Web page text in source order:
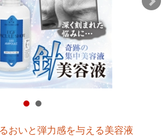
おいと弾力感を与える美容液